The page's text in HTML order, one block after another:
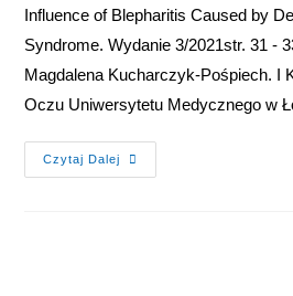
Influence of Blepharitis Caused by
Syndrome. Wydanie 3/2021str. 31 -
Magdalena Kucharczyk-Pośpiech. I
Oczu Uniwersytetu Medycznego w
Czytaj Dalej